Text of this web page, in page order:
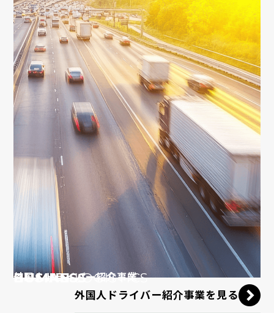
外国人ドライバー紹介事業
HUMANLOGISTICS
BUSINESS
外国人ドライバー紹介事業を見る